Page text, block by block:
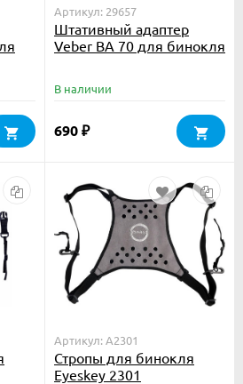
Артикул: 29657
Штативный адаптер
Veber BA 70 для бинокля
В наличии
690 ₽
Артикул: A2301
Стропы для бинокля
Eyeskey 2301